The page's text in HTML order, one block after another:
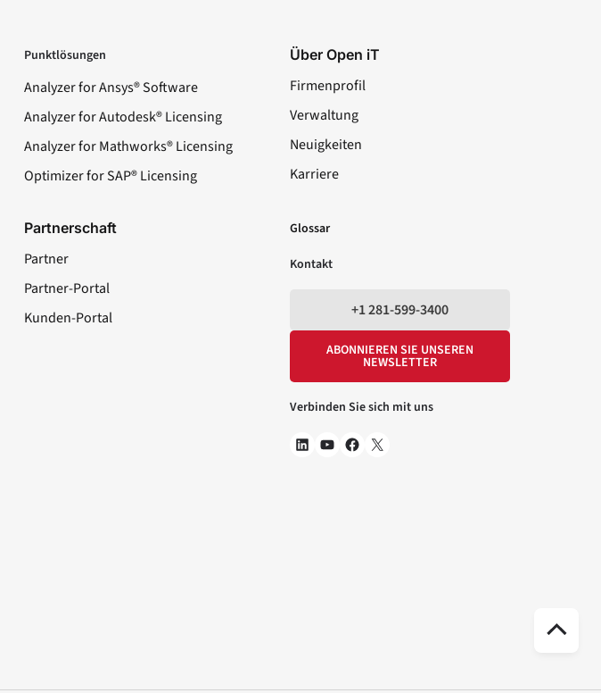
Punktlösungen
Analyzer for Ansys® Software
Analyzer for Autodesk® Licensing
Analyzer for Mathworks® Licensing
Optimizer for SAP® Licensing
Über Open iT
Firmenprofil
Verwaltung
Neuigkeiten
Karriere
Partnerschaft
Partner
Partner-Portal
Kunden-Portal
Glossar
Kontakt
+1 281-599-3400
ABONNIEREN SIE UNSEREN
NEWSLETTER
Verbinden Sie sich mit uns